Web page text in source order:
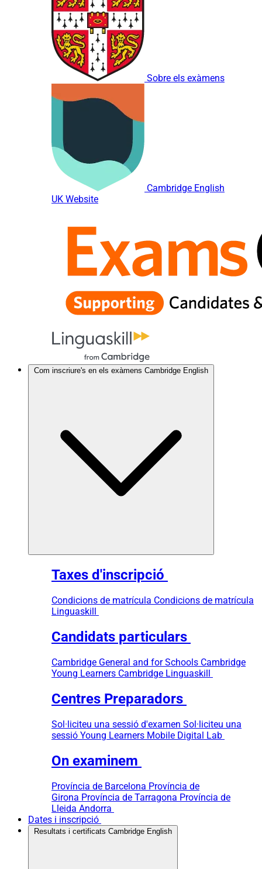
Sobre els exàmens
Cambridge English
UK Website
Taxes d'inscripció
Condicions de matrícula Condicions de matrícula
Linguaskill
Candidats particulars
Cambridge General and for Schools Cambridge
Young Learners Cambridge Linguaskill
Centres Preparadors
Sol·liciteu una sessió d'examen Sol·liciteu una
sessió Young Learners Mobile Digital Lab
On examinem
Província de Barcelona Província de
Girona Província de Tarragona Província de
Lleida Andorra
Dates i inscripció